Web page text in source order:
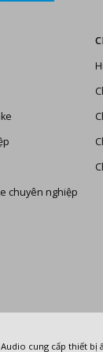
chuyên nghiệp
cung cấp thiết bị